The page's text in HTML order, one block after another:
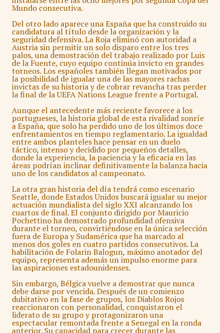
Mundo consecutiva.
Del otro lado aparece una España que ha construido su
candidatura al título desde la organización y la
seguridad defensiva. La Roja eliminó con autoridad a
Austria sin permitir un solo disparo entre los tres
palos, una demostración del trabajo realizado por Luis
de la Fuente, cuyo equipo continúa invicto en grandes
torneos. Los españoles también llegan motivados por
la posibilidad de igualar una de las mayores rachas
invictas de su historia y de cobrar revancha tras perder
la final de la UEFA Nations League frente a Portugal.
Aunque el antecedente más reciente favorece a los
portugueses, la historia global de esta rivalidad sonríe
a España, que solo ha perdido uno de los últimos doce
enfrentamientos en tiempo reglamentario. La igualdad
entre ambos planteles hace pensar en un duelo
táctico, intenso y decidido por pequeños detalles,
donde la experiencia, la paciencia y la eficacia en las
áreas podrían inclinar definitivamente la balanza hacia
uno de los candidatos al campeonato.
La otra gran historia del día tendrá como escenario
Seattle, donde Estados Unidos buscará igualar su mejor
actuación mundialista del siglo XXI alcanzando los
cuartos de final. El conjunto dirigido por Mauricio
Pochettino ha demostrado profundidad ofensiva
durante el torneo, convirtiéndose en la única selección
fuera de Europa y Sudamérica que ha marcado al
menos dos goles en cuatro partidos consecutivos. La
habilitación de Folarin Balogun, máximo anotador del
equipo, representa además un impulso enorme para
las aspiraciones estadounidenses.
Sin embargo, Bélgica vuelve a demostrar que nunca
debe darse por vencida. Después de un comienzo
dubitativo en la fase de grupos, los Diablos Rojos
reaccionaron con personalidad, conquistaron el
liderato de su grupo y protagonizaron una
espectacular remontada frente a Senegal en la ronda
anterior. Su capacidad para crecer durante las